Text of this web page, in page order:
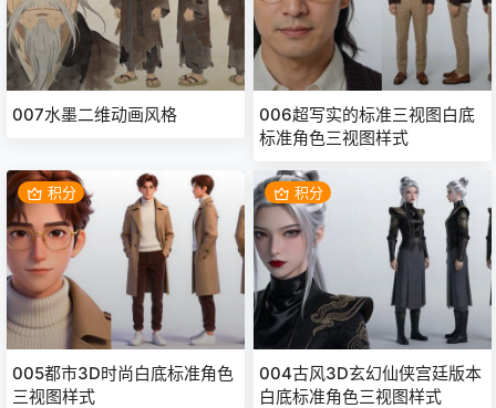
007水墨二维动画风格
006超写实的标准三视图白底
标准角色三视图样式
积分
005都市3D时尚白底标准角色
三视图样式
积分
004古风3D玄幻仙侠宫廷版本
白底标准角色三视图样式